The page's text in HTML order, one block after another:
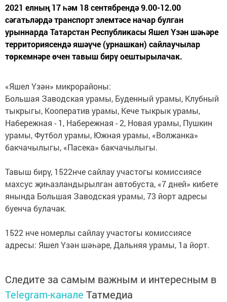
2021 елның 17 һәм 18 сентябрендә 9.00-12.00
сәгатьләрдә транспорт элемтәсе начар булган
урыннарда Татарстан Республикасы Яшел Үзән шәһәре
территориясендә яшәүче (урнашкан) сайлаучылар
төркемнәре өчен тавыш бирү оештырылачак.
«Яшел Үзән» микрорайоны:
Большая Заводская урамы, Буденный урамы, Клубный
тыкрыгы, Кооператив урамы, Кече тыкрык урамы,
Набережная - 1, Набережная - 2, Новая урамы, Пушкин
урамы, Футбол урамы, Южная урамы, «Волжанка»
бакчачылыгы, «Пасека» бакчачылыгы.
Тавыш бирү, 1522нче сайлау участогы комиссиясе
махсус җиһазландырылган автобуста, «7 дней» кибете
янында Большая Заводская урамы, 73 йорт адресы
буенча булачак.
1522 нче номерлы сайлау участогы комиссиясе
адресы: Яшел Үзән шәһәре, Дальняя урамы, 1а йорт.
Следите за самым важным и интересным в
Telegram-канале Татмедиа